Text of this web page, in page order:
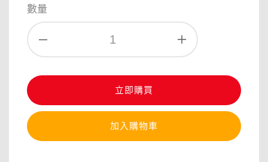
數量
立即購買
加入購物車